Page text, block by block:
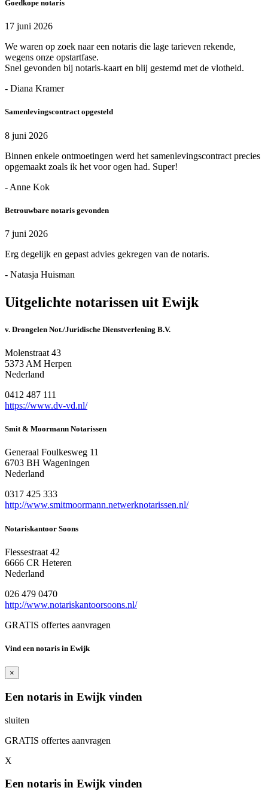
Goedkope notaris
17 juni 2026
We waren op zoek naar een notaris die lage tarieven rekende,
wegens onze opstartfase.
Snel gevonden bij notaris-kaart en blij gestemd met de vlotheid.
- Diana Kramer
Samenlevingscontract opgesteld
8 juni 2026
Binnen enkele ontmoetingen werd het samenlevingscontract precies
opgemaakt zoals ik het voor ogen had. Super!
- Anne Kok
Betrouwbare notaris gevonden
7 juni 2026
Erg degelijk en gepast advies gekregen van de notaris.
- Natasja Huisman
Uitgelichte notarissen uit Ewijk
v. Drongelen Not./Juridische Dienstverlening B.V.
Molenstraat 43
5373 AM Herpen
Nederland
0412 487 111
https://www.dv-vd.nl/
Smit & Moormann Notarissen
Generaal Foulkesweg 11
6703 BH Wageningen
Nederland
0317 425 333
http://www.smitmoormann.netwerknotarissen.nl/
Notariskantoor Soons
Flessestraat 42
6666 CR Heteren
Nederland
026 479 0470
http://www.notariskantoorsoons.nl/
GRATIS offertes aanvragen
Vind een notaris in Ewijk
×
Een notaris in Ewijk vinden
sluiten
GRATIS offertes aanvragen
X
Een notaris in Ewijk vinden